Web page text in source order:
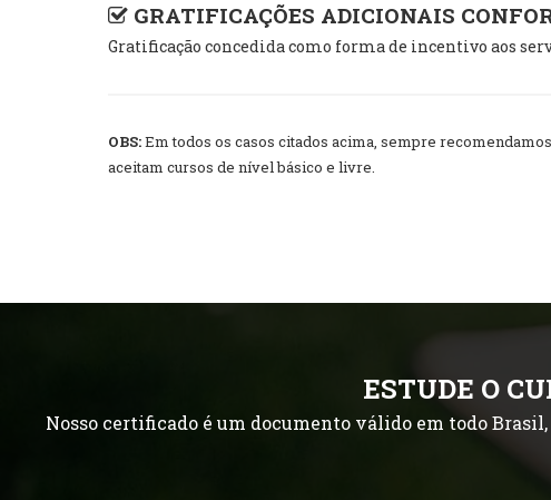
GRATIFICAÇÕES ADICIONAIS
Gratificação concedida como forma de incentivo aos
OBS:Em todos os casos citados acima, sempre
aceitam cursos de nível básico e livre.
ESTUDE O
Nosso certificado é um documento válido em todo